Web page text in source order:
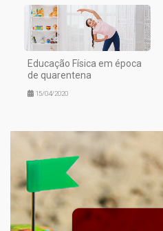
Educação Física em época
de quarentena
15/04/2020